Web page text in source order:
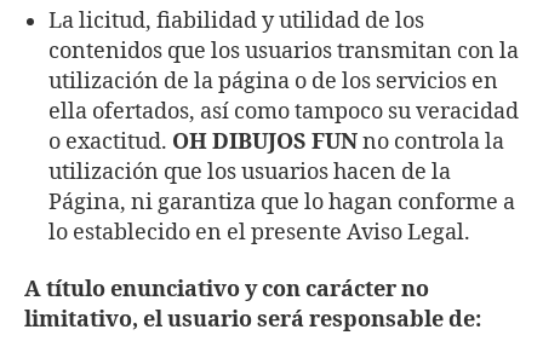
La licitud, fiabilidad y utilidad de los
contenidos que los usuarios transmitan con la
utilización de la página o de los servicios en
ella ofertados, así como tampoco su veracidad
o exactitud. OH DIBUJOS FUNno controla la
utilización que los usuarios hacen de la
Página, ni garantiza que lo hagan conforme a
lo establecido en el presente Aviso Legal.
A título enunciativo y con carácter no
limitativo, el usuario será responsable de: